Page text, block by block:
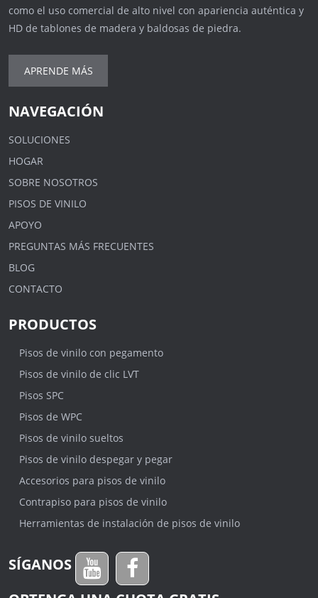
como el uso comercial de alto nivel con apariencia auténtica y
HD de tablones de madera y baldosas de piedra.
APRENDE MÁS
NAVEGACIÓN
SOLUCIONES
HOGAR
SOBRE NOSOTROS
PISOS DE VINILO
APOYO
PREGUNTAS MÁS FRECUENTES
BLOG
CONTACTO
PRODUCTOS
Pisos de vinilo con pegamento
Pisos de vinilo de clic LVT
Pisos SPC
Pisos de WPC
Pisos de vinilo sueltos
Pisos de vinilo despegar y pegar
Accesorios para pisos de vinilo
Contrapiso para pisos de vinilo
Herramientas de instalación de pisos de vinilo
SÍGANOS